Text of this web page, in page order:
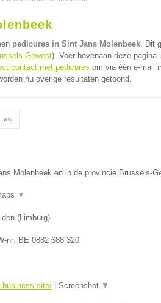
pedicures in Sint Jans Molenbeek. Dit
Gewest). Voer bovenaan deze pagina
contact met pedicures om via één e-mail
nu overige resultaten getoond.
»»
Molenbeek en in de provincie Brussels-
▼
(Limburg)
nr: BE 0882 688 320
| Screenshot ▼